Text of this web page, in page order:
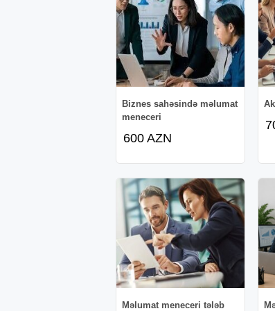
Biznes sahəsində məlumat
meneceri
600 AZN
Məlumat meneceri tələb